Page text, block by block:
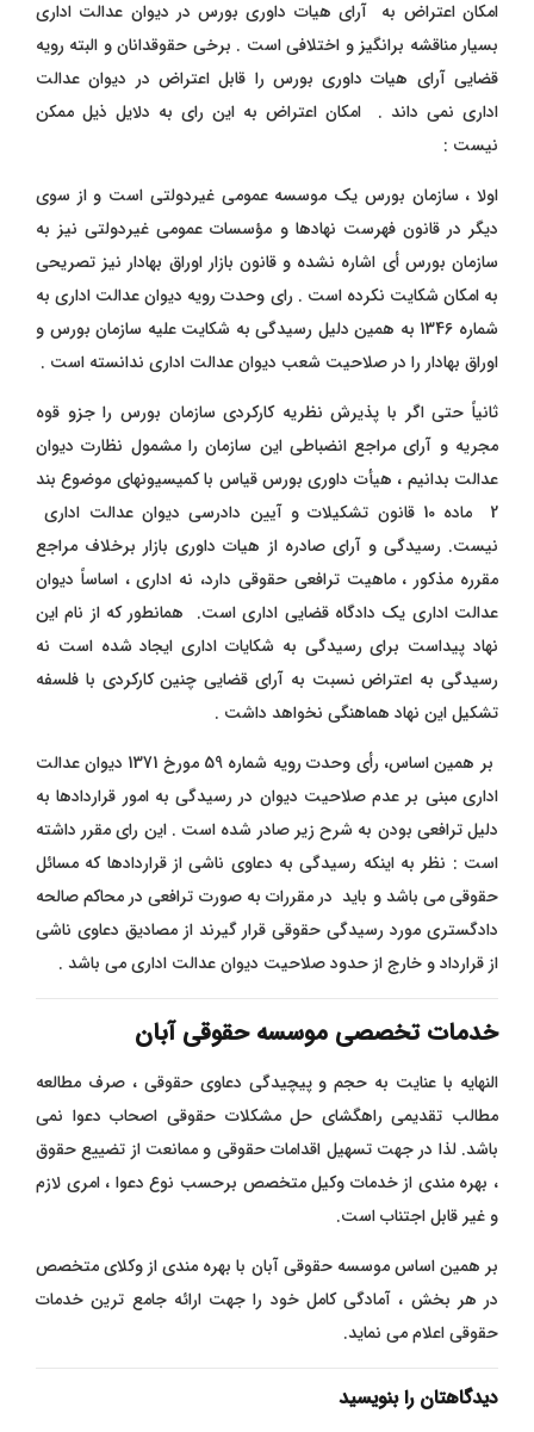
امکان اعتراض به آرای هیات داوری بورس در دیوان عدالت اداری
بسیار مناقشه برانگیز و اختلافی است . برخی حقوقدانان و البته رویه
قضایی آرای هیات داوری بورس را قابلاعتراض در دیوان عدالت
اداری نمی داند . امکان اعتراض به این رای به دلایل ذیل ممکن
نیست :
اولا ، سازمان بورس یک موسسه عمومی غیردولتی است و از سوی
دیگر در قانون فهرست نهادها و مؤسسات عمومی غیردولتی نیز به
سازمان بورس أی اشاره نشده و قانون بازار اوراق بهادار نیز تصریحی
به امکان شکایت نکرده است . رای وحدت رویه دیوان عدالت اداری به
شماره 1346 به همین دلیل رسیدگی به شکایت علیه سازمان بورس و
اوراق بهادار را در صلاحیت شعب دیوان عدالت اداری ندانسته است .
ثانیاً حتی اگر با پذیرش نظریه کارکردی سازمان بورس را جزو قوه
مجریه و آرای مراجع انضباطی این سازمان را مشمول نظارت دیوان
عدالت بدانیم ، هیأت داوری بورس قیاس با کمیسیونهای موضوع بند
2 ماده 10 قانون تشکیلات و آیین دادرسی دیوان عدالت اداری
نیست. رسیدگی و آرای صادره از هیات داوری بازار برخلاف مراجع
مقرره مذکور ، ماهیت ترافعی حقوقی دارد، نه اداری ، اساساً دیوان
عدالت اداری یک دادگاه قضایی اداری است. همانطور که از نام این
نهاد پیداست برای رسیدگی به شکایات اداری ایجاد شده است نه
رسیدگی به اعتراض نسبت به آرای قضایی چنین کارکردی با فلسفه
تشکیل این نهاد هماهنگی نخواهد داشت .
بر همین اساس، رأی وحدت رویه شماره 59 مورخ 1371 دیوان عدالت
اداری مبنی بر عدم صلاحیت دیوان در رسیدگی به امور قراردادها به
دلیل ترافعی بودن به شرح زیر صادر شده است . این رای مقرر داشته
است : نظر به اینکه رسیدگی به دعاوی ناشی از قراردادها که مسائل
حقوقی می باشد و باید در مقررات به صورت ترافعی در محاکم صالحه
دادگستری مورد رسیدگی حقوقی قرار گیرند از مصادیق دعاوی ناشی
از قرارداد و خارج از حدود صلاحیت دیوان عدالت اداری می باشد .
خدمات تخصصی موسسه حقوقی آبان
النهایه با عنایت به حجم و پیچیدگی دعاوی حقوقی ، صرف مطالعه
مطالب تقدیمی راهگشای حل مشکلات حقوقی اصحاب دعوا نمی
باشد. لذا در جهت تسهیل اقدامات حقوقی و ممانعت از تضییع حقوق
، بهره مندی از خدمات وکیل متخصص برحسب نوع دعوا ، امری لازم
و غیر قابل اجتناب است.
بر همین اساس موسسه حقوقی آبان با بهره مندی از وکلای متخصص
در هر بخش ، آمادگی کامل خود را جهت ارائه جامع ترین خدمات
حقوقی اعلام می نماید.
دیدگاهتان را بنویسید